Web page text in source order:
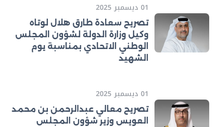
01 ديسمبر 2025
تصريح سعادة طارق هلال لوتاه
وكيل وزارة الدولة لشؤون المجلس
الوطني الاتحادي بمناسبة يوم
الشهيد
01 ديسمبر 2025
تصريح معالي عبدالرحمن بن محمد
العويس وزير شؤون المجلس